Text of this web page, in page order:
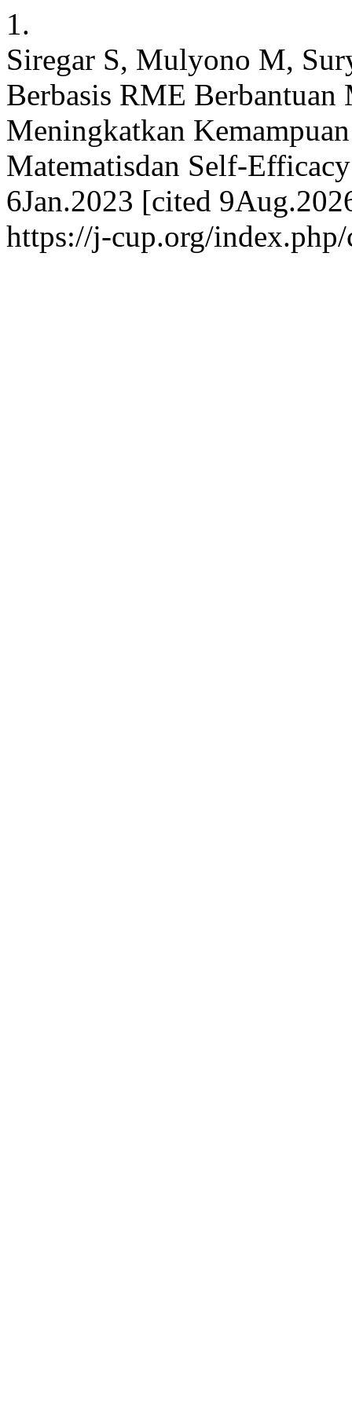
1.
Siregar S, Mulyono M,
Berbasis RME
Meningkatkan
Matematisdan Self-
6Jan.2023 [cited
https://j-cup.org/